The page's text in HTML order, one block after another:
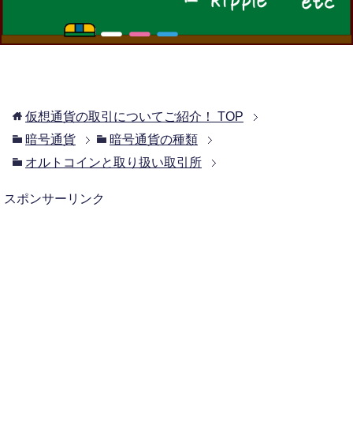
仮想通貨の取引についてご紹介！
TOP
暗号通貨
暗号通貨の種類
オルトコインと取り扱い取引所
スポンサーリンク